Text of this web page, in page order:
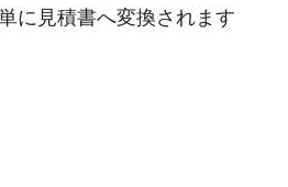
に見積書へ変換されます